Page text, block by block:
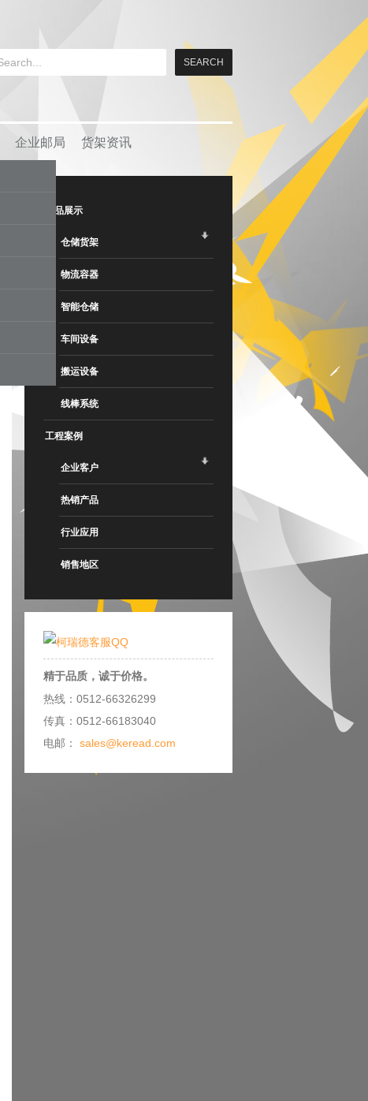
企业邮局 货架资讯
产品展示
仓储货架
物流容器
智能仓储
车间设备
搬运设备
线棒系统
工程案例
企业客户
热销产品
行业应用
销售地区
精于品质，诚于价格。
热线：0512-66326299
传真：0512-66183040
电邮： sales@keread.com